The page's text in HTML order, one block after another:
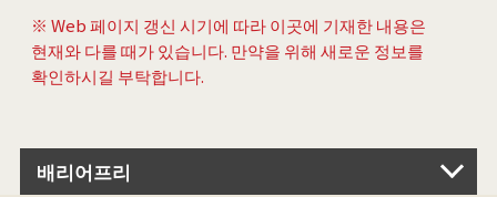
※ Web 페이지 갱신 시기에 따라 이곳에 기재한 내용은
현재와 다를 때가 있습니다. 만약을 위해 새로운 정보를
확인하시길 부탁합니다.
배리어프리